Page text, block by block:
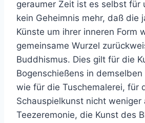
geraumer Zeit ist es selbst für
kein Geheimnis mehr, daß die
Künste um ihrer inneren Form
gemeinsame Wurzel
Buddhismus. Dies gilt für die
Bogenschießens in
wie für die Tuschemalerei, für
Schauspielkunst nicht weniger
Teezeremonie, die Kunst des